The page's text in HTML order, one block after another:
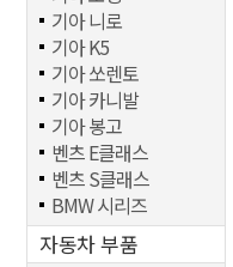
기아 니로
기아 K5
기아 쏘렌토
기아 카니발
기아 봉고
벤츠 E클래스
벤츠 S클래스
BMW 시리즈
자동차 부품